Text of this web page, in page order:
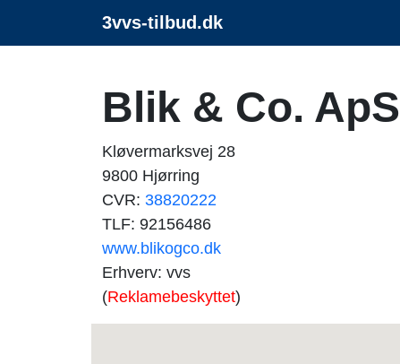
3vvs-tilbud.dk
Blik & Co. ApS
Kløvermarksvej 28
9800 Hjørring
CVR: 38820222
TLF: 92156486
www.blikogco.dk
Erhverv: vvs
(Reklamebeskyttet)